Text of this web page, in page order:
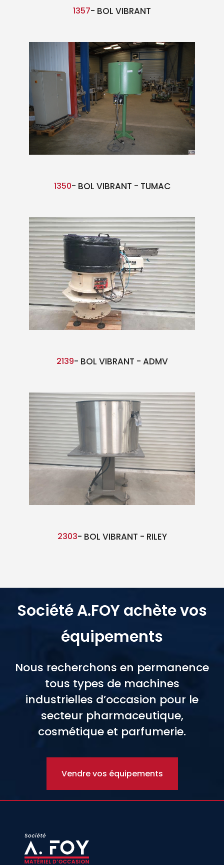
1357- BOL VIBRANT
1350- BOL VIBRANT - TUMAC
2139- BOL VIBRANT - ADMV
2303- BOL VIBRANT - RILEY
Société A.FOY achète vos
équipements
Nous recherchons en permanence
tous types de machines
industrielles d’occasion pour le
secteur pharmaceutique,
cosmétique et parfumerie.
Vendre vos équipements